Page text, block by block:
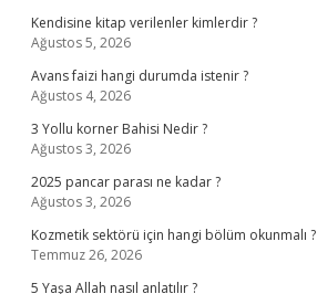
Kendisine kitap verilenler kimlerdir ?
Ağustos 5, 2026
Avans faizi hangi durumda istenir ?
Ağustos 4, 2026
3 Yollu korner Bahisi Nedir ?
Ağustos 3, 2026
2025 pancar parası ne kadar ?
Ağustos 3, 2026
Kozmetik sektörü için hangi bölüm okunmalı ?
Temmuz 26, 2026
5 Yaşa Allah nasıl anlatılır ?